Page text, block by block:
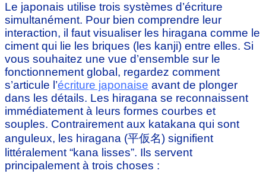
Le japonais utilise trois systèmes d’écriture
simultanément. Pour bien comprendre leur
interaction, il faut visualiser les hiragana comme le
ciment qui lie les briques (les kanji) entre elles. Si
vous souhaitez une vue d’ensemble sur le
fonctionnement global, regardez comment
s’articule l’écriture japonaise avant de plonger
dans les détails. Les hiragana se reconnaissent
immédiatement à leurs formes courbes et
souples. Contrairement aux katakana qui sont
anguleux, les hiragana (平仮名) signifient
littéralement “kana lisses”. Ils servent
principalement à trois choses :